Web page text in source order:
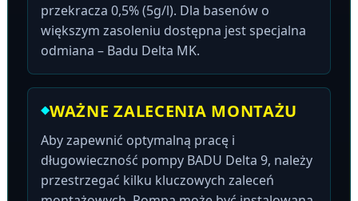
przekracza 0,5% (5g/l). Dla basenów o
większym zasoleniu dostępna jest specjalna
odmiana – Badu Delta MK.
WAŻNE ZALECENIA MONTAŻU
Aby zapewnić optymalną pracę i
długowieczność pompy BADU Delta 9, należy
przestrzegać kilku kluczowych zaleceń